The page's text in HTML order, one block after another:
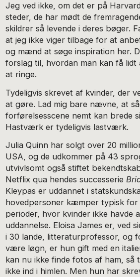
Jeg ved ikke, om det er på
steder, de har mødt de
skildrer så levende i deres bøger.
at jeg ikke viger tilbage for at
og mænd at søge inspiration her.
forslag til, hvordan man kan få lidt
at ringe.
Tydeligvis skrevet af kvinder, der
at gøre. Lad mig bare nævne, at
forførelsesscene nemt kan brede
Hastværk er tydeligvis lastværk.
Julia Quinn har solgt over 20
USA, og de udkommer på 43
utvivlsomt også stiftet
Netflix qua hendes successerie
Kleypas er uddannet i
hovedpersoner kæmper typisk for
perioder, hvor kvinder ikke havde
uddannelse. Eloisa James er, ved
i 30 lande, litteraturprofessor, og
være løgn, er hun gift med en
kan nu ikke finde fotos af ham,
ikke ind i himlen. Men hun har